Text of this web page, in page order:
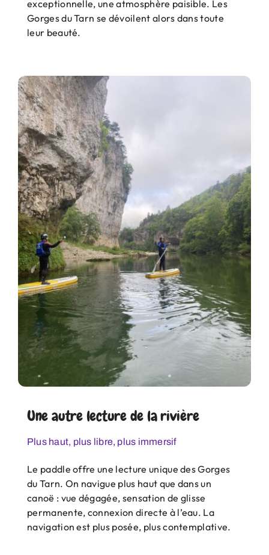
exceptionnelle, une atmosphère paisible. Les
Gorges du Tarn se dévoilent alors dans toute
leur beauté.
Une autre lecture de la rivière
Plus haut, plus libre, plus immersif
Le paddle offre une lecture unique des Gorges
du Tarn. On navigue plus haut que dans un
canoë : vue dégagée, sensation de glisse
permanente, connexion directe à l’eau. La
navigation est plus posée, plus contemplative.